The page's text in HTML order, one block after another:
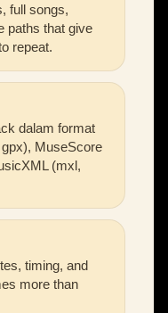
full songs,
paths that give
repeat.
dalam format
MuseScore
(mxl,
timing, and
more than